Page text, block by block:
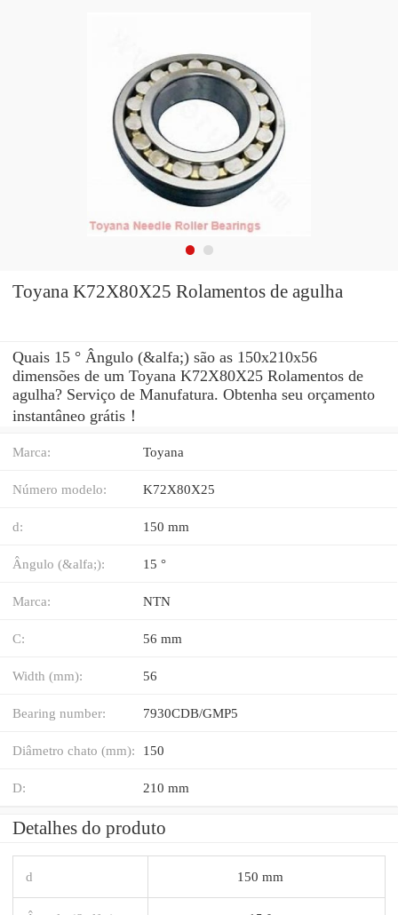
Toyana K72X80X25 Rolamentos de agulha
Quais 15 ° Ângulo (&alfa;) são as 150x210x56
dimensões de um Toyana K72X80X25 Rolamentos de
agulha? Serviço de Manufatura. Obtenha seu orçamento
instantâneo grátis！
Marca: Toyana
Número modelo: K72X80X25
d: 150 mm
Ângulo (&alfa;): 15 °
Marca: NTN
C: 56 mm
Width (mm): 56
Bearing number: 7930CDB/GMP5
Diâmetro chato (mm): 150
D: 210 mm
Detalhes do produto
d 150 mm